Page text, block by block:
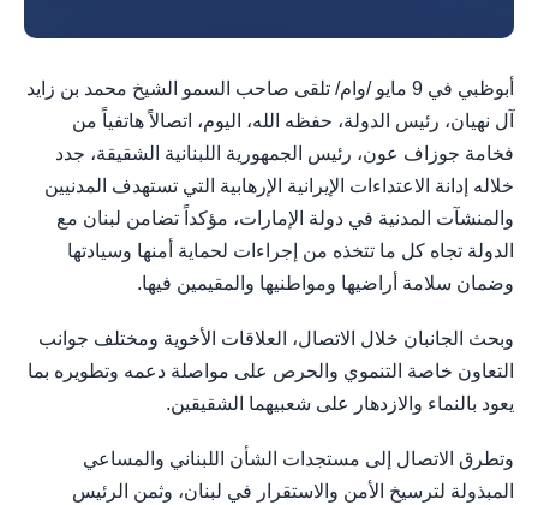
أبوظبي في 9 مايو /وام/ تلقى صاحب السمو الشيخ محمد بن زايد
آل نهيان، رئيس الدولة، حفظه الله، اليوم، اتصالاً هاتفياً من
فخامة جوزاف عون، رئيس الجمهورية اللبنانية الشقيقة، جدد
خلاله إدانة الاعتداءات الإيرانية الإرهابية التي تستهدف المدنيين
والمنشآت المدنية في دولة الإمارات، مؤكداً تضامن لبنان مع
الدولة تجاه كل ما تتخذه من إجراءات لحماية أمنها وسيادتها
وضمان سلامة أراضيها ومواطنيها والمقيمين فيها.
وبحث الجانبان خلال الاتصال، العلاقات الأخوية ومختلف جوانب
التعاون خاصة التنموي والحرص على مواصلة دعمه وتطويره بما
يعود بالنماء والازدهار على شعبيهما الشقيقين.
وتطرق الاتصال إلى مستجدات الشأن اللبناني والمساعي
المبذولة لترسيخ الأمن والاستقرار في لبنان، وثمن الرئيس